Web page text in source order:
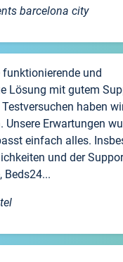
barcelona city
funktionierende und
Lösung mit gutem
haben
Unsere Erwartungen
einfach alles.
und der
Beds24...